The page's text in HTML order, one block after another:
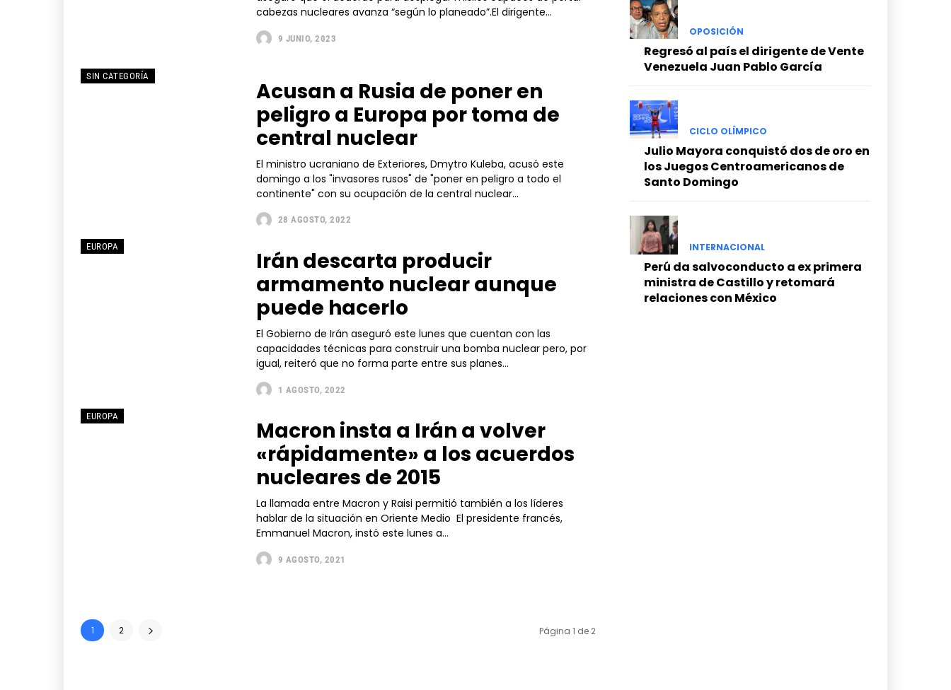
cabezas nucleares avanza “según lo planeado”.El dirigente...
9 JUNIO, 2023
SIN CATEGORÍA
Acusan a Rusia de poner en
peligro a Europa por toma de
central nuclear
El ministro ucraniano de Exteriores, Dmytro Kuleba, acusó este
domingo a los "invasores rusos" de "poner en peligro a todo el
continente" con su ocupación de la central nuclear...
28 AGOSTO, 2022
EUROPA
Irán descarta producir
armamento nuclear aunque
puede hacerlo
El Gobierno de Irán aseguró este lunes que cuentan con las
capacidades técnicas para construir una bomba nuclear pero, por
igual, reiteró que no forma parte entre sus planes...
1 AGOSTO, 2022
EUROPA
Macron insta a Irán a volver
«rápidamente» a los acuerdos
nucleares de 2015
La llamada entre Macron y Raisi permitió también a los líderes
hablar de la situación en Oriente Medio El presidente francés,
Emmanuel Macron, instó este lunes a...
9 AGOSTO, 2021
1 2 Página 1 de 2
OPOSICIÓN
Regresó al país el dirigente de Vente
Venezuela Juan Pablo García
CICLO OLÍMPICO
Julio Mayora conquistó dos de oro en
los Juegos Centroamericanos de
Santo Domingo
INTERNACIONAL
Perú da salvoconducto a ex primera
ministra de Castillo y retomará
relaciones con México